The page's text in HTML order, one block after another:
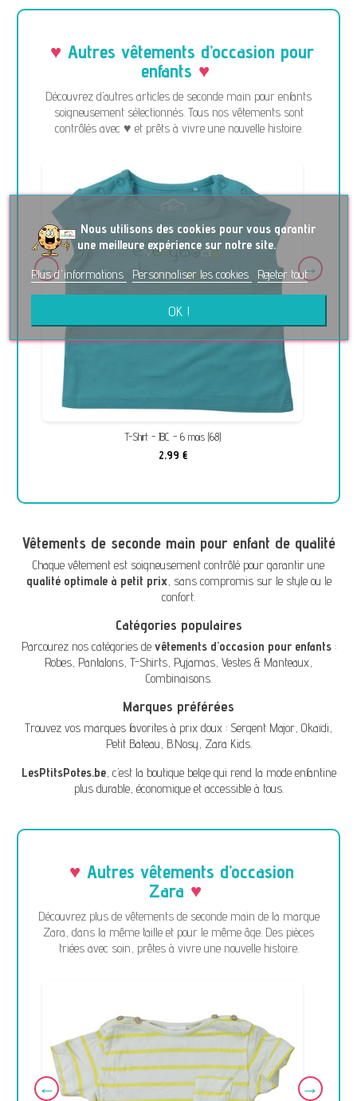
Autres vêtements d’occasion pour
enfants
Découvrez d’autres articles de seconde main pour enfants
soigneusement sélectionnés. Tous nos vêtements sont
contrôlés avec ♥ et prêts à vivre une nouvelle histoire.
T-Shirt - JBC - 6 mois (68)
2,99 €
Vêtements de seconde main pour enfant de qualité
Chaque vêtement est soigneusement contrôlé pour garantir une
qualité optimale à petit prix, sans compromis sur le style ou le
confort.
Catégories populaires
Parcourez nos catégories de vêtements d'occasion pour enfants:
Robes, Pantalons, T-Shirts, Pyjamas, Vestes & Manteaux,
Combinaisons.
Marques préférées
Trouvez vos marques favorites à prix doux : Sergent Major, Okaïdi,
Petit Bateau, B.Nosy, Zara Kids.
LesPtitsPotes.be, c’est la boutique belge qui rend la mode enfantine
plus durable, économique et accessible à tous.
Autres vêtements d’occasion
Zara
Découvrez plus de vêtements de seconde main de la marque
Zara, dans la même taille et pour le même âge. Des pièces
triées avec soin, prêtes à vivre une nouvelle histoire.
Nous utilisons des cookies pour vous garantir
une meilleure expérience sur notre site.
Plus d'informations
Personnaliser les cookies Rejeter tout
OK !